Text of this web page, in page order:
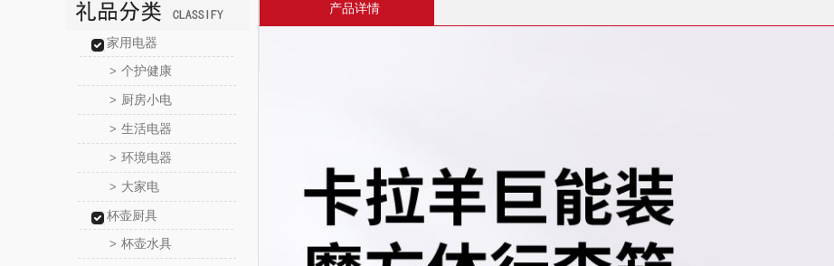
家用电器
> 个护健康
> 厨房小电
> 生活电器
> 环境电器
> 大家电
杯壶厨具
> 杯壶水具
产品详情